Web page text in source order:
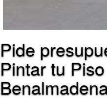
Pide
Pintar tu